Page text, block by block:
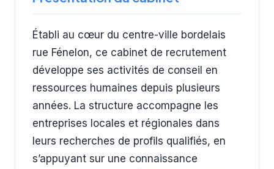
Établi au cœur du centre-ville bordelais
rue Fénelon, ce cabinet de recrutement
développe ses activités de conseil en
ressources humaines depuis plusieurs
années. La structure accompagne les
entreprises locales et régionales dans
leurs recherches de profils qualifiés, en
s’appuyant sur une connaissance